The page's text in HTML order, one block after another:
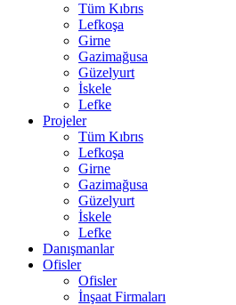
Tüm Kıbrıs
Lefkoşa
Girne
Gazimağusa
Güzelyurt
İskele
Lefke
Projeler
Tüm Kıbrıs
Lefkoşa
Girne
Gazimağusa
Güzelyurt
İskele
Lefke
Danışmanlar
Ofisler
Ofisler
İnşaat Firmaları